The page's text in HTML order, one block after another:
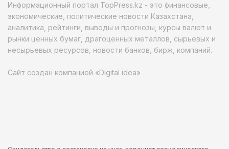
Информационный портал TopPress.kz - это финансовые,
экономические, политические новости Казахстана,
аналитика, рейтинги, выводы и прогнозы, курсы валют и
рынки ценных бумаг, драгоценных металлов, сырьевых и
несырьевых ресурсов, новости банков, бирж, компаний.
Сайт создан компанией «Digital idea»